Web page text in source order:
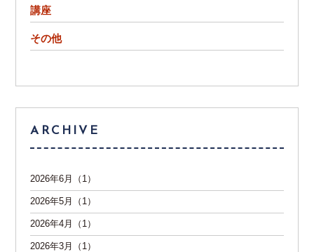
講座
その他
ARCHIVE
2026年6月（1）
2026年5月（1）
2026年4月（1）
2026年3月（1）